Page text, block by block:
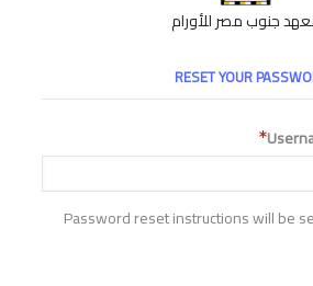
جنوب مصر للأورام
RESET YOUR
Password reset instructions will be